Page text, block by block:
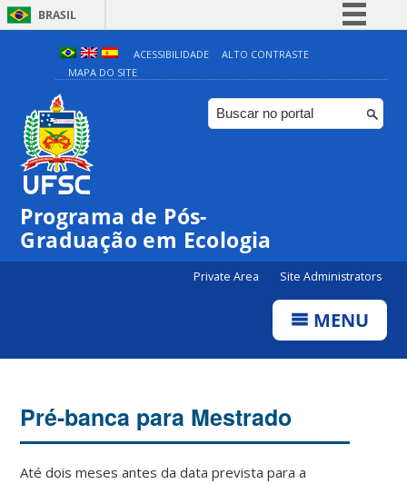
BRASIL
Simplifique!
Comunica BR
Participe
ACESSIBILIDADE
ALTO CONTRASTE
MAPA DO SITE
Programa de Pós-
Graduação em Ecologia
Private Area Site Administrators
MENU
Pré-banca para Mestrado
Até dois meses antes da data prevista para a